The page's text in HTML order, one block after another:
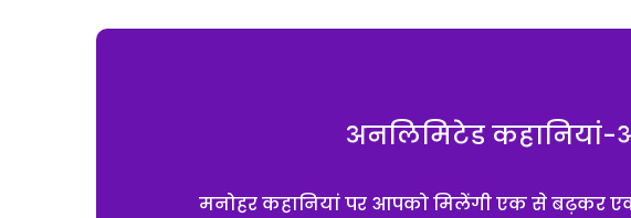
अनलिमिटेड
मनोहर कहानियां पर आपको मिलेंगी एक से बढ़कर एक